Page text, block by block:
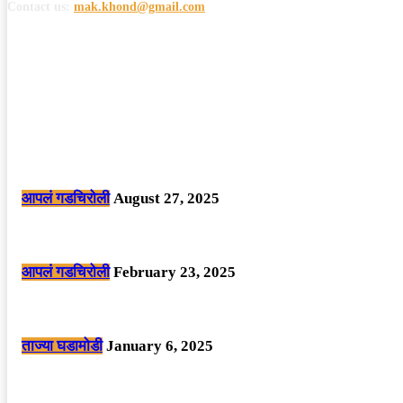
mak.khond@gmail.com
आपलं गडचिरोली August 27, 2025
आपलं गडचिरोली February 23, 2025
ताज्या घडामोडी January 6, 2025